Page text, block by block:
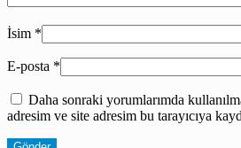
İsim *
E-posta *
Daha sonraki yorumlarımda
adresim ve site adresim bu tarayıcıya